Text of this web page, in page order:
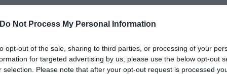
Do Not Process My Personal Information
opt-out of the sale, sharing to third parties, or processing of your
for targeted advertising by us, please use the below opt-out
selection. Please note that after your opt-out request is processed
Albergo Al Gallo Forcello
Località Passo Pramollo 5,Nassfeld